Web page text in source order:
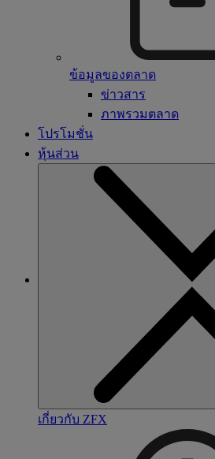
ข้อมูลของตลาด
ข่าวสาร
ภาพรวมตลาด
โปรโมชั่น
หุ้นส่วน
เกี่ยวกับ ZFX